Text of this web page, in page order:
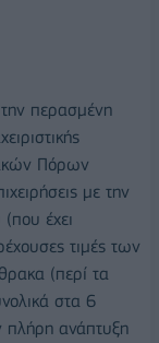
περασμένη
Πόρων
με την
έχει
τιμές των
(περί τα
στα 6
πλήρη ανάπτυξη